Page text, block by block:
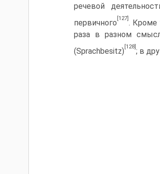
речевой
первичного
[127]
. Кроме
раза в разном
(Sprachbesitz)
[128]
; в